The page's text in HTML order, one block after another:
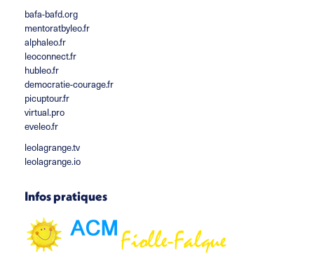
bafa-bafd.org
mentoratbyleo.fr
alphaleo.fr
leoconnect.fr
hubleo.fr
democratie-courage.fr
picuptour.fr
virtual.pro
eveleo.fr
leolagrange.tv
leolagrange.io
Infos pratiques